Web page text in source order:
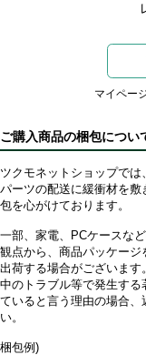
マイペー
ご購入商品の梱包につい
ツクモネットショップで
パーツの配送に緩衝材を
包を心がけております。
一部、家電、PCケースな
観点から、商品パッケー
出荷する場合がございま
中のトラブル等で発生す
ていると言う理由の場合、
い。
梱包例)